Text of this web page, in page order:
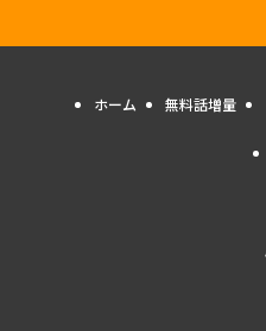
ホーム 無料話増量